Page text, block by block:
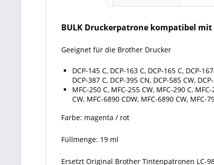
BULK Druckerpatrone kompatibel mit
Geeignet für die Brother Drucker
DCP-145 C, DCP-163 C, DCP-165 C, DCP-
DCP-387 C, DCP-395 CN, DCP-585 CW,
MFC-250 C, MFC-255 CW, MFC-290 C,
CW, MFC-6890 CDW, MFC-6890 CW, MFC-
Farbe: magenta / rot
Füllmenge: 19 ml
Ersetzt Original Brother Tintenpatronen LC-